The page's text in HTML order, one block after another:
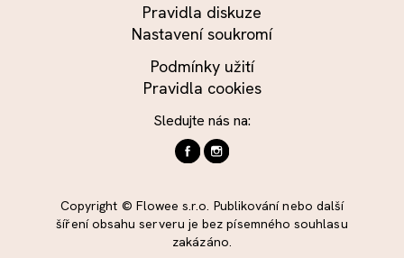
Pravidla diskuze
Nastavení soukromí
Podmínky užití
Pravidla cookies
Sledujte nás na:
Copyright © Flowee s.r.o. Publikování nebo další
šíření obsahu serveru je bez písemného souhlasu
zakázáno.